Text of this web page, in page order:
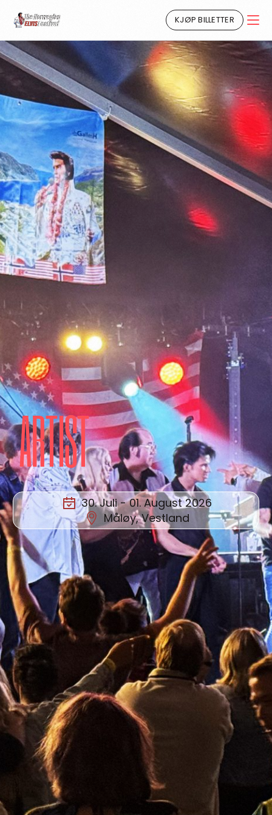
KJØP BILLETTER
ARTIST
30. Juli - 01. August 2026
Måløy, Vestland